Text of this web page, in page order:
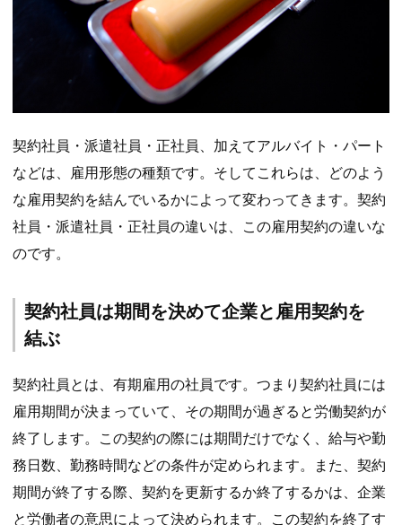
契約社員・派遣社員・正社員、加えてアルバイト・パート
などは、雇用形態の種類です。そしてこれらは、どのよう
な雇用契約を結んでいるかによって変わってきます。契約
社員・派遣社員・正社員の違いは、この雇用契約の違いな
のです。
契約社員は期間を決めて企業と雇用契約を
結ぶ
契約社員とは、有期雇用の社員です。つまり契約社員には
雇用期間が決まっていて、その期間が過ぎると労働契約が
終了します。この契約の際には期間だけでなく、給与や勤
務日数、勤務時間などの条件が定められます。また、契約
期間が終了する際、契約を更新するか終了するかは、企業
と労働者の意思によって決められます。この契約を終了す